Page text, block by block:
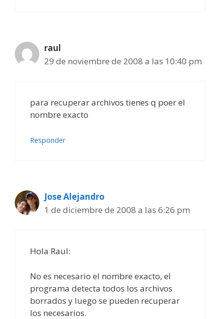
raul
29 de noviembre de 2008 a las 10:40 pm
para recuperar archivos tienes q poer el
nombre exacto
Responder
Jose Alejandro
1 de diciembre de 2008 a las 6:26 pm
Hola Raul:
No es necesario el nombre exacto, el
programa detecta todos los archivos
borrados y luego se pueden recuperar
los necesarios.